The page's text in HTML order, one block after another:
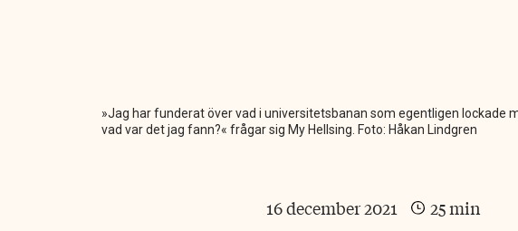
»Jag har funderat över vad i universitetsbanan som egentligen lockade
vad var det jag fann?« frågar sig My Hellsing. Foto: Håkan Lindgren
16 december 2021 25 min